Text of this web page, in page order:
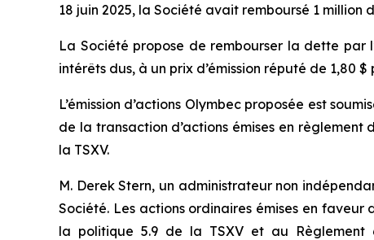
18 juin 2025, la Société avait remboursé 1
La Société propose de rembourser la dette par
intérêts dus, à un prix d’émission réputé de
L’émission d’actions Olymbec proposée est
de la transaction d’actions émises en règlement
la TSXV.
M. Derek Stern, un administrateur non
Société. Les actions ordinaires émises en
la politique 5.9 de la TSXV et au Règlement